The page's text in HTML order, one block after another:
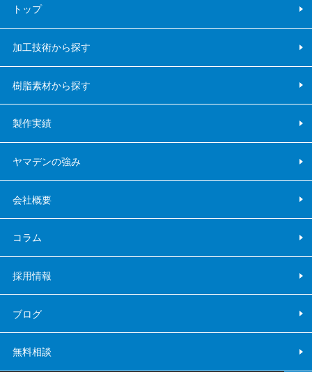
トップ
加工技術から探す
樹脂素材から探す
製作実績
ヤマデンの強み
会社概要
コラム
採用情報
ブログ
無料相談